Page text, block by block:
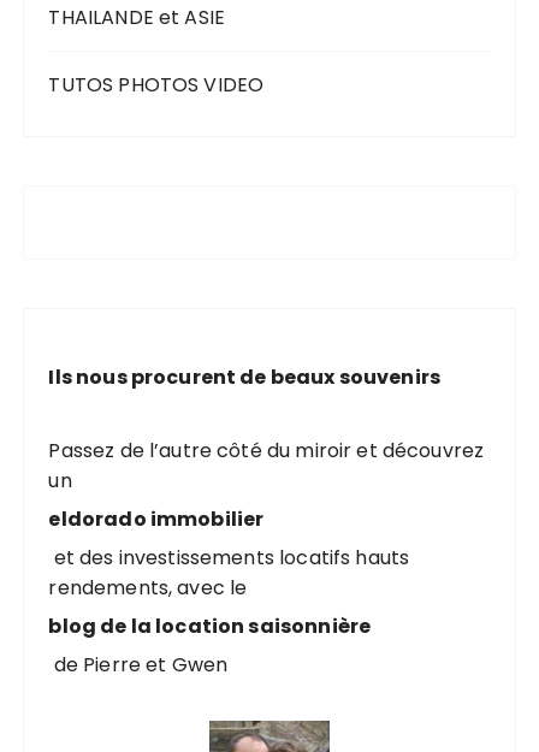
THAILANDE et ASIE
TUTOS PHOTOS VIDEO
Ils nous procurent de beaux souvenirs
Passez de l’autre côté du miroir et découvrez
un
eldorado immobilier
et des investissements locatifs hauts
rendements, avec le
blog de la location saisonnière
de Pierre et Gwen